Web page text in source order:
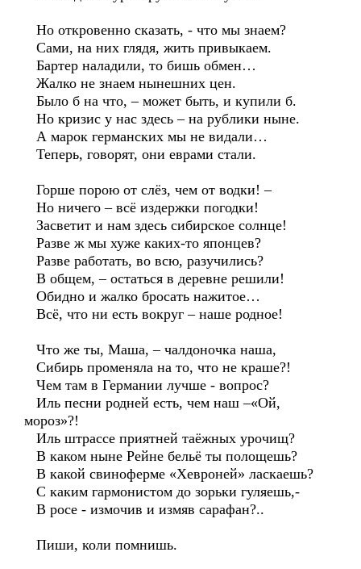
Но откровенно сказать, - что мы знаем?
Сами, на них глядя, жить привыкаем.
Бартер наладили, то бишь обмен…
Жалко не знаем нынешних цен.
Было б на что, – может быть, и купили б.
Но кризис у нас здесь – на рублики ныне.
А марок германских мы не видали…
Теперь, говорят, они еврами стали.
Горше порою от слёз, чем от водки! –
Но ничего – всё издержки погодки!
Засветит и нам здесь сибирское солнце!
Разве ж мы хуже каких-то японцев?
Разве работать, во всю, разучились?
В общем, – остаться в деревне решили!
Обидно и жалко бросать нажитое…
Всё, что ни есть вокруг – наше родное!
Что же ты, Маша, – чалдоночка наша,
Сибирь променяла на то, что не краше?!
Чем там в Германии лучше - вопрос?
Иль песни родней есть, чем наш –«Ой,
мороз»?!
Иль штрассе приятней таёжных урочищ?
В каком ныне Рейне бельё ты полощешь?
В какой свиноферме «Хевроней» ласкаешь?
С каким гармонистом до зорьки гуляешь,-
В росе - измочив и измяв сарафан?..
Пиши, коли помнишь.